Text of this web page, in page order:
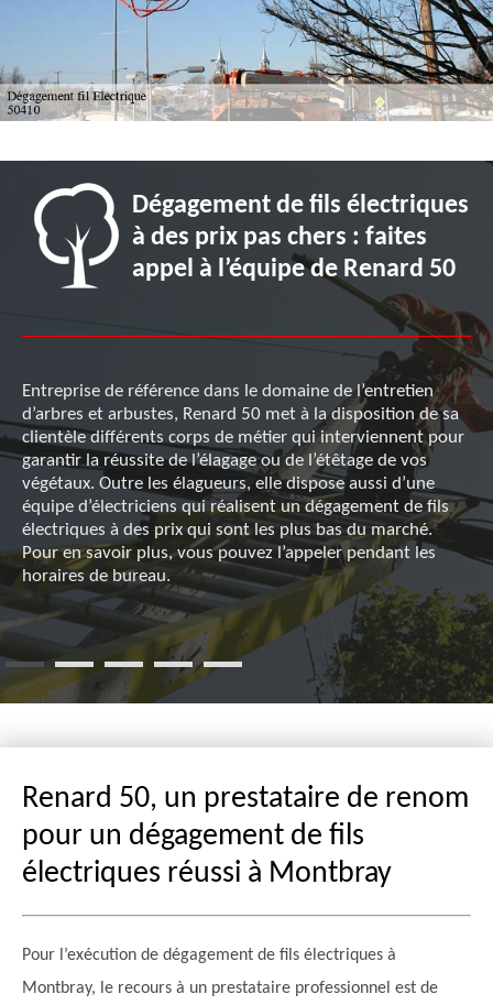
Dégagement de fils électriques
à des prix pas chers : faites
appel à l’équipe de Renard 50
Entreprise de référence dans le domaine de l’entretien
d’arbres et arbustes, Renard 50 met à la disposition de sa
clientèle différents corps de métier qui interviennent pour
garantir la réussite de l’élagage ou de l’étêtage de vos
végétaux. Outre les élagueurs, elle dispose aussi d’une
équipe d’électriciens qui réalisent un dégagement de fils
électriques à des prix qui sont les plus bas du marché.
Pour en savoir plus, vous pouvez l’appeler pendant les
horaires de bureau.
Renard 50, un prestataire de renom
pour un dégagement de fils
électriques réussi à Montbray
Pour l’exécution de dégagement de fils électriques à
Montbray, le recours à un prestataire professionnel est de